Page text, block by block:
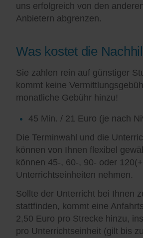
uns erfolgreich von den
Anbietern abgrenzen.
Was kostet die
Sie zahlen rein auf günstiger
kommt keine
monatliche Gebühr hinzu!
45 Min. / 21 Euro (je nach
Die Terminwahl und die
können von Ihnen flexibel
können 45-, 60-, 90- oder
Unterrichtseinheiten nehmen.
Sollte der Unterricht bei Ihnen
stattfinden, kommt eine
2,50 Euro pro Strecke hinzu,
pro Unterrichtseinheit (gilt bis